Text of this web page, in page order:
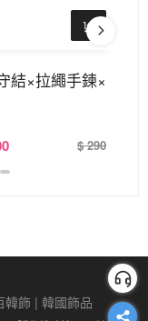
結×拉繩手鍊×
$ 290
飾 | 韓國飾品